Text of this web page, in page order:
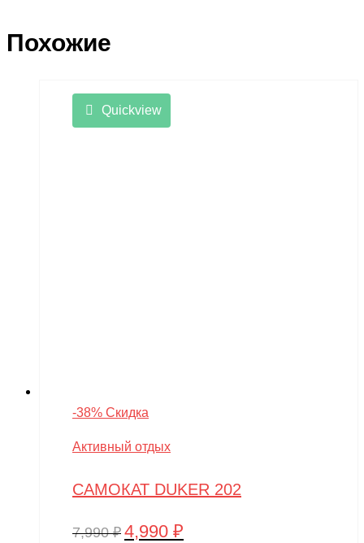
Похожие
Quickview
-38% Скидка
Активный отдых
САМОКАТ DUKER 202
7,990₽ Первоначальная
4,990 ₽